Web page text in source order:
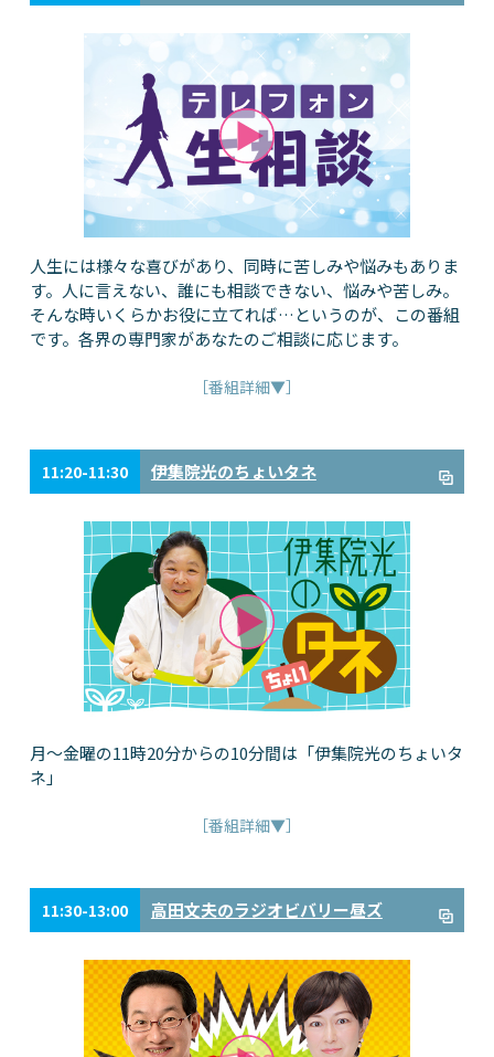
人生には様々な喜びがあり、同時に苦しみや悩みもありま
す。人に言えない、誰にも相談できない、悩みや苦しみ。
そんな時いくらかお役に立てれば…というのが、この番組
です。各界の専門家があなたのご相談に応じます。
［番組詳細▼］
11:20-11:30 伊集院光のちょいタネ
月～金曜の11時20分からの10分間は「伊集院光のちょいタ
ネ」
［番組詳細▼］
11:30-13:00 高田文夫のラジオビバリー昼ズ